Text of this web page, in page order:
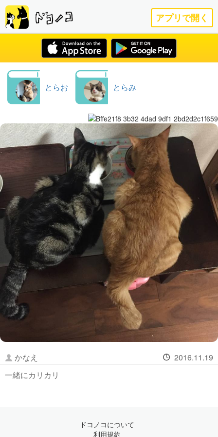
アプリで開く
とらお とらみ
かなえ
2016.11.19
一緒にカリカリ
ドコノコについて
利用規約